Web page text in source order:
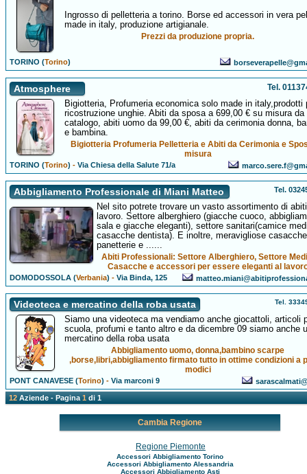
Ingrosso di pelletteria a torino. Borse ed accessori in vera
made in italy, produzione artigianale.
Prezzi da produzione propria.
TORINO (Torino)
Atmosphere Tel.
Bigiotteria, Profumeria economica solo made in italy,prodotti
ricostruzione unghie. Abiti da sposa a 699,00 € su misura da
catalogo, abiti uomo da 99,00 €, abiti da cerimonia donna,
e bambina.
Bigiotteria Profumeria Pelletteria e Abiti da Cerimonia e
misura
TORINO (Torino) -Via Chiesa della Salute 71/a
Abbigliamento Professionale di Miani Matteo Tel.
Nel sito potrete trovare un vasto assortimento di
lavoro. Settore alberghiero (giacche cuoco,
sala e giacche eleganti), settore sanitari(camice
casacche dentista). E inoltre, meravigliose
panetterie e ......
Abiti Professionali: Settore Alberghiero, Settore
Casacche e accessori per essere eleganti al
DOMODOSSOLA (Verbania) -Via Binda, 125
Videoteca e mercatino della roba usata Tel.
Siamo una videoteca ma vendiamo anche giocattoli, articoli
scuola, profumi e tanto altro e da dicembre 09 siamo anche
mercatino della roba usata
Abbigliamento uomo, donna,bambino scarpe
,borse,libri,abbigliamento firmato tutto in ottime condizioni a
modici
PONT CANAVESE (Torino) -Via marconi 9
12Aziende - Pagina1di 1
Cambia Regione
Regione Piemonte
Accessori Abbigliamento Torino
Accessori Abbigliamento Alessandria
Accessori Abbigliamento Asti